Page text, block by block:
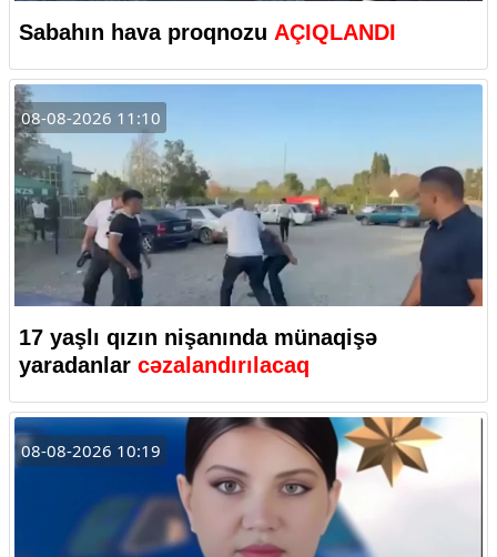
Sabahın hava proqnozu AÇIQLANDI
08-08-2026 11:10
17 yaşlı qızın nişanında münaqişə
yaradanlar cəzalandırılacaq
08-08-2026 10:19